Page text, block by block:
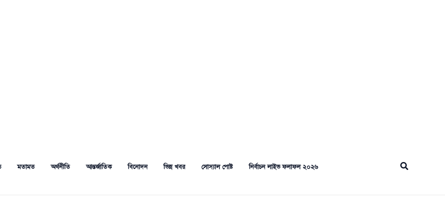
মতামত অর্থনীতি আন্তর্জাতিক বিনোদন ভিন্ন খবর সোস্যাল পোষ্ট নির্বাচন লাইভ ফলাফল ২০২৬ Search